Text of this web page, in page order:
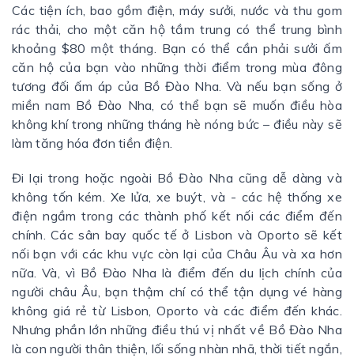
Các tiện ích, bao gồm điện, máy sưởi, nước và thu gom
rác thải, cho một căn hộ tầm trung có thể trung bình
khoảng $80 một tháng. Bạn có thể cần phải sưởi ấm
căn hộ của bạn vào những thời điểm trong mùa đông
tương đối ấm áp của Bồ Đào Nha. Và nếu bạn sống ở
miền nam Bồ Đào Nha, có thể bạn sẽ muốn điều hòa
không khí trong những tháng hè nóng bức – điều này sẽ
làm tăng hóa đơn tiền điện.
Đi lại trong hoặc ngoài Bồ Đào Nha cũng dễ dàng và
không tốn kém. Xe lửa, xe buýt, và - các hệ thống xe
điện ngầm trong các thành phố kết nối các điểm đến
chính. Các sân bay quốc tế ở Lisbon và Oporto sẽ kết
nối bạn với các khu vực còn lại của Châu Âu và xa hơn
nữa. Và, vì Bồ Đào Nha là điểm đến du lịch chính của
người châu Âu, bạn thậm chí có thể tận dụng vé hàng
không giá rẻ từ Lisbon, Oporto và các điểm đến khác.
Nhưng phần lớn những điều thú vị nhất về Bồ Đào Nha
là con người thân thiện, lối sống nhàn nhã, thời tiết ngắn,